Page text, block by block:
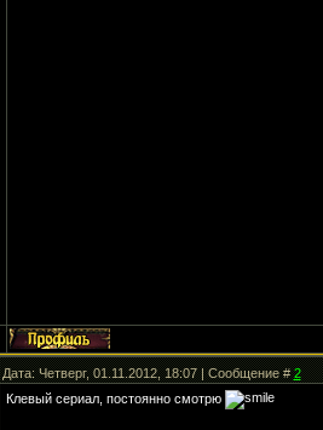
Дата: Четверг, 01.11.2012, 18:07 | Сообщение #2
Клевый сериал, постоянно смотрю